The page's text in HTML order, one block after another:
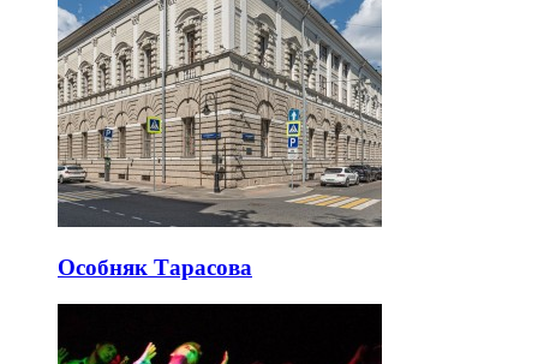
Особняк Тарасова